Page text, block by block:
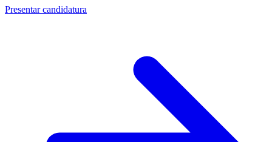
Presentar candidatura